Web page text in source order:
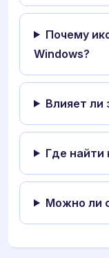
Почему
Windows?
Влияет ли
Где найти
Можно ли